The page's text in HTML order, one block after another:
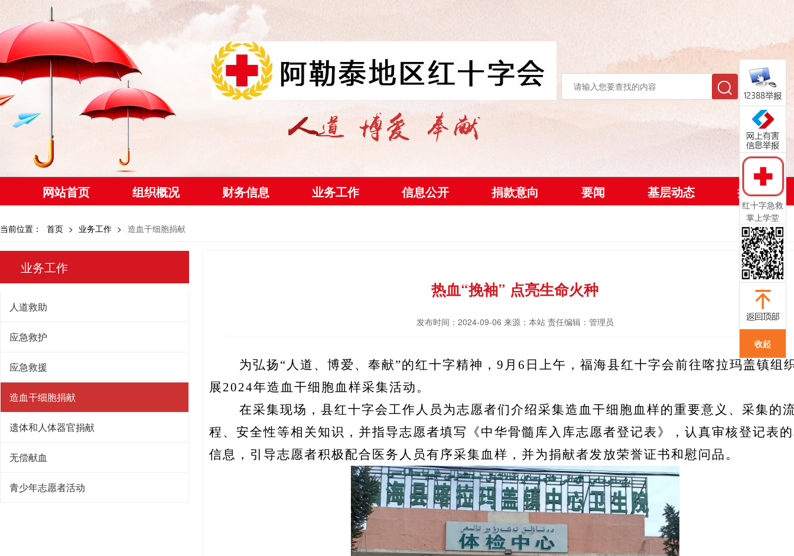
网站首页 组织概况 财务信息 业务工作 信息公开 捐款意向 要闻 基层动态 捐款方式
当前位置： 首页 > 业务工作 > 造血干细胞捐献
业务工作
人道救助
应急救护
应急救援
造血干细胞捐献
遗体和人体器官捐献
无偿献血
青少年志愿者活动
热血“挽袖” 点亮生命火种
发布时间：2024-09-06 来源：本站 责任编辑：管理员
为弘扬“人道、博爱、奉献”的红十字精神， 9 月 6 日上午， 福海县红十字会前往喀拉玛盖镇组
展2024年造血干细胞血样采集活动。
在采集现场， 县红十字会工作人员为志愿者们介绍采集造血干细胞血样的重要意义、采集的
程、安全性等相关知识 ， 并指导志愿者填写《中华骨髓库入库志愿者登记表》，认真审核登记表
信息，引导志愿者积极配合医务人员有序采集血样，并为捐献者发放荣誉证书和慰问品。
红十字急救
掌上学堂
收起